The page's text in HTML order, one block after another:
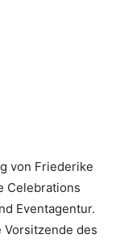
von Friederike
Celebrations
Eventagentur.
des